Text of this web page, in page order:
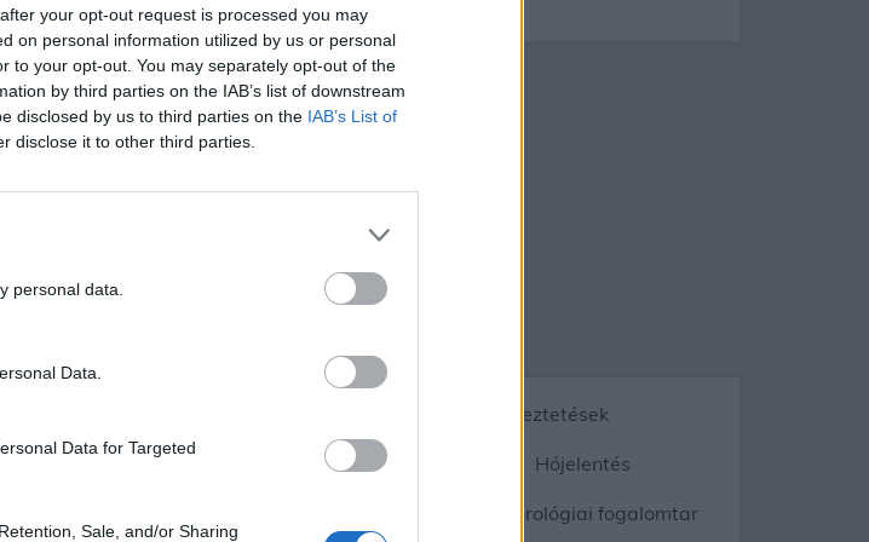
your opt-out request is processed you may
on personal information utilized by us or personal
to your opt-out. You may separately opt-out of the
by third parties on the IAB’s list of downstream
disclosed by us to third parties on the IAB’s List of
disclose it to other third parties.
personal data.
Data.
Data for Targeted
Sale, and/or Sharing
Vészjelzések, figyelmeztetések
Páratartalom Széltérkép Hójelentés
Meteorológiai fogalomtar